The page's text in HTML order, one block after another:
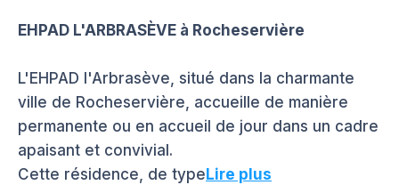
EHPAD L'ARBRASÈVE à Rocheservière
L'EHPAD l'Arbrasève, situé dans la charmante
ville de Rocheservière, accueille de manière
permanente ou en accueil de jour dans un cadre
apaisant et convivial.
Cette résidence, de typeLire plus